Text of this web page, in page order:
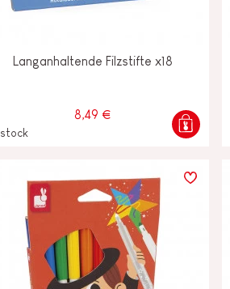
Langanhaltende Filzstifte x18
8,49 €
stock